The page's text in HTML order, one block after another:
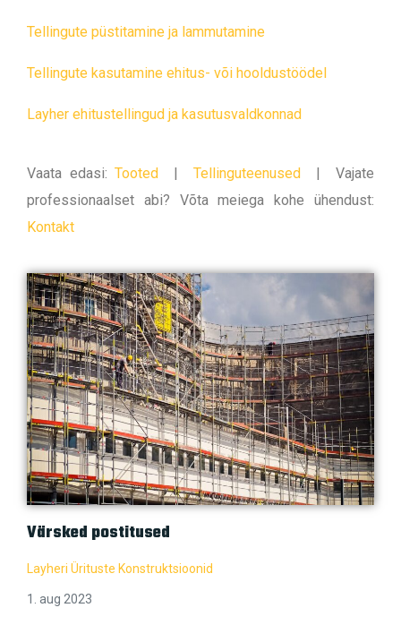
Tellingute püstitamine ja lammutamine
Tellingute kasutamine ehitus- või hooldustöödel
Layher ehitustellingud ja kasutusvaldkonnad
Vaata edasi: Tooted | Tellinguteenused | Vajate
professionaalset abi? Võta meiega kohe ühendust:
Kontakt
Värsked postitused
Layheri Ürituste Konstruktsioonid
1. aug 2023